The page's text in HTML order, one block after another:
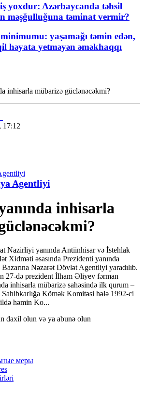
yoxdur: Azərbaycanda təhsil
məşğulluğuna təminat vermir?
yaşamağı təmin edən,
həyata yetməyən əməkhaqqı
inhisarla mübarizə güclənəcəkmi?
17:12
Agentliyi
inhisarla
Nazirliyi yanında Antiinhisar və İstehlak
Xidməti əsasında Prezidenti yanında
Nəzarət Dövlət Agentliyi yaradılıb.
27-də prezident İlham Əliyev fərman
inhisarla mübarizə sahəsində ilk qurum –
Kömək Komitəsi hələ 1992-ci
həmin Ko...
daxil olun və ya abunə olun
меры